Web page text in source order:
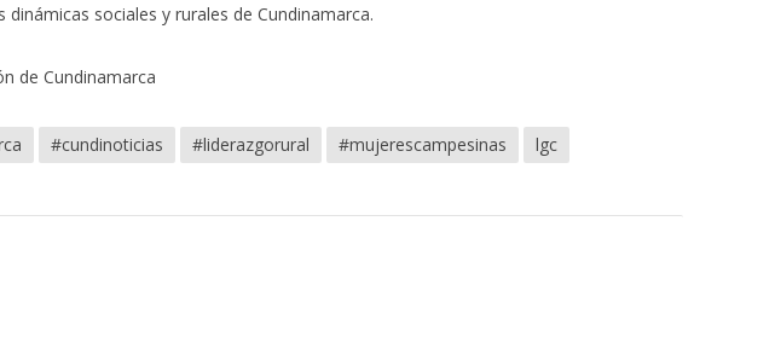
dinámicas sociales y rurales de Cundinamarca.
de Cundinamarca
#cundinoticias #liderazgorural #mujerescampesinas lgc